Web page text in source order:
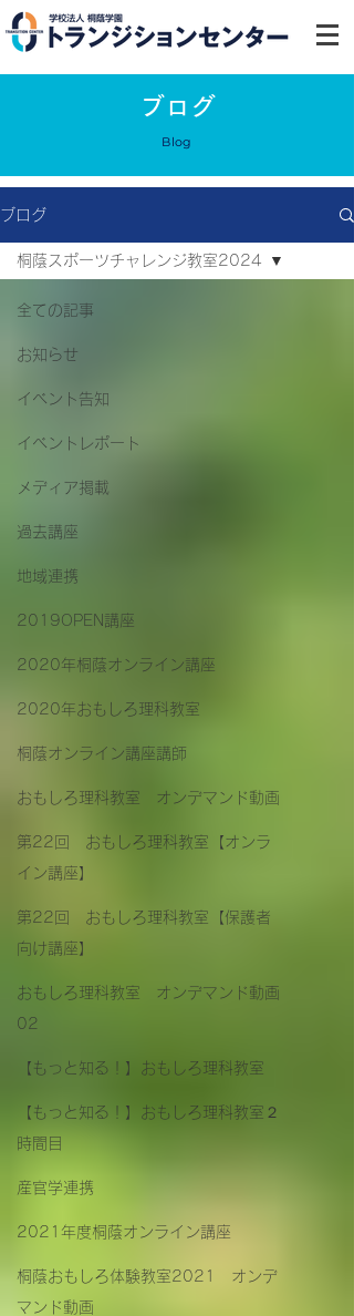
ブログ
Blog
ブログ
全ての記事
お知らせ
イベント告知
イベントレポート
メディア掲載
過去講座
地域連携
2019OPEN講座
2020年桐蔭オンライン講座
2020年おもしろ理科教室
桐蔭オンライン講座講師
おもしろ理科教室 オンデマンド動画
第22回 おもしろ理科教室【オンラ
イン講座】
第22回 おもしろ理科教室【保護者
向け講座】
おもしろ理科教室 オンデマンド動画
02
【もっと知る！】おもしろ理科教室
【もっと知る！】おもしろ理科教室２
時間目
産官学連携
2021年度桐蔭オンライン講座
桐蔭おもしろ体験教室2021 オンデ
マンド動画
桐蔭スポーツチャレンジ教室2024